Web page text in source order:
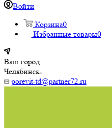
Войти
Корзина0
Избранные товары0
Ваш город
Челябинск
porevit-td@partner72.ru